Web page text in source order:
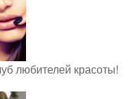
любителей красоты!